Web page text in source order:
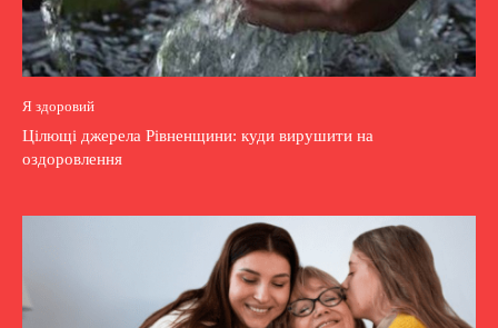
Я здоровий
Цілющі джерела Рівненщини: куди вирушити на
оздоровлення